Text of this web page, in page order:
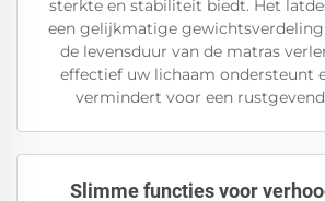
sterkte en stabiliteit biedt. Het
een gelijkmatige
de levensduur van de matras
effectief uw lichaam ondersteunt
vermindert voor een
Slimme functies voor